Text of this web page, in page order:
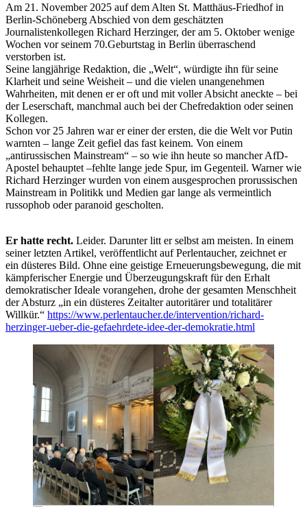
Am 21. November 2025 auf dem Alten St. Matthäus-Friedhof in
Berlin-Schöneberg Abschied von dem geschätzten
Journalistenkollegen Richard Herzinger, der am 5. Oktober wenige
Wochen vor seinem 70.Geburtstag in Berlin überraschend
verstorben ist.
Seine langjährige Redaktion, die „Welt“, würdigte ihn für seine
Klarheit und seine Weisheit – und die vielen unangenehmen
Wahrheiten, mit denen er er oft und mit voller Absicht aneckte – bei
der Leserschaft, manchmal auch bei der Chefredaktion oder seinen
Kollegen.
Schon vor 25 Jahren war er einer der ersten, die die Welt vor Putin
warnten – lange Zeit gefiel das fast keinem. Von einem
„antirussischen Mainstream“ – so wie ihn heute so mancher AfD-
Apostel behauptet –fehlte lange jede Spur, im Gegenteil. Warner wie
Richard Herzinger wurden von einem ausgesprochen prorussischen
Mainstream in Politikk und Medien gar lange als vermeintlich
russophob oder paranoid gescholten.
Er hatte recht. Leider. Darunter litt er selbst am meisten. In einem
seiner letzten Artikel, veröffentlicht auf Perlentaucher, zeichnet er
ein düsteres Bild. Ohne eine geistige Erneuerungsbewegung, die mit
kämpferischer Energie und Überzeugungskraft für den Erhalt
demokratischer Ideale vorangehen, drohe der gesamten Menschheit
der Absturz „in ein düsteres Zeitalter autoritärer und totalitärer
Willkür.“ https://www.perlentaucher.de/intervention/richard-
herzinger-ueber-die-gefaehrdete-idee-der-demokratie.html